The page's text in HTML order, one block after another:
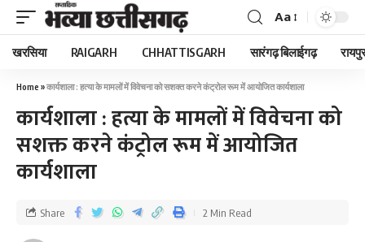
Aa
खरसिया RAIGARH CHHATTISGARH सारंगढ़ बिलाईगढ़
Home »कार्यशाला : हत्या के मामलों में विवेचना को सशक्त करने कंट्रोल रूम में आयोजित कार्यशाला
कार्यशाला : हत्या के मामलों में विवेचना को
सशक्त करने कंट्रोल रूम में आयोजित
कार्यशाला
Share 2 Min Read